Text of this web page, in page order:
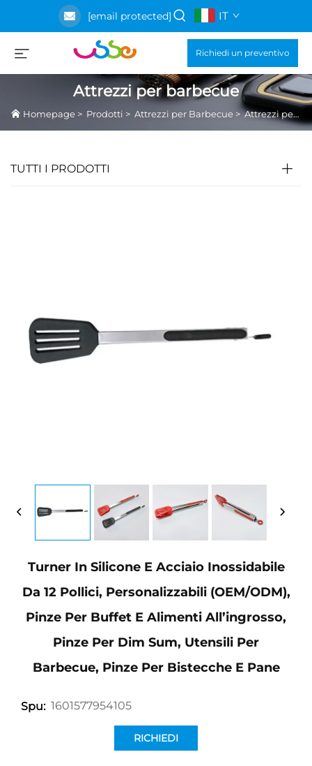
[email protected] IT
Richiedi un preventivo
Attrezzi per barbecue
Homepage > Prodotti > Attrezzi per Barbecue >Attrezzi per barbecue
TUTTI I PRODOTTI
Turner In Silicone E Acciaio Inossidabile
Da 12 Pollici, Personalizzabili (OEM/ODM),
Pinze Per Buffet E Alimenti All’ingrosso,
Pinze Per Dim Sum, Utensili Per
Barbecue, Pinze Per Bistecche E Pane
Spu: 1601577954105
RICHIEDI